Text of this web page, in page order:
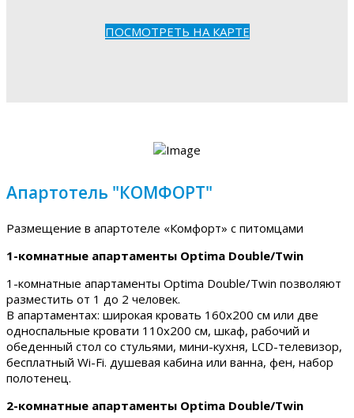
ПОСМОТРЕТЬ НА КАРТЕ
Апартотель "КОМФОРТ"
Размещение в апартотеле «Комфорт» с питомцами
1-комнатные апартаменты Optima Double/Twin
1-комнатные апартаменты Optima Double/Twin позволяют
разместить от 1 до 2 человек.
В апартаментах: широкая кровать 160х200 см или две
односпальные кровати 110х200 см, шкаф, рабочий и
обеденный стол со стульями, мини-кухня, LCD-телевизор,
бесплатный Wi-Fi. душевая кабина или ванна, фен, набор
полотенец.
2-комнатные апартаменты Optima Double/Twin